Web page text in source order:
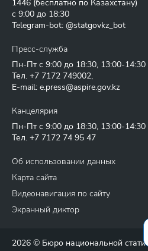
1446 (бесплатно по Казахстану)
с 9:00 до 18:30
Telegram-bot: @statgovkz_bot
Пресс-служба
Пн-Пт с 9:00 до 18:30, 13:00-
Тел. +7 7172 749002,
E-mail: e.press@aspire.gov.kz
Канцелярия
Пн-Пт с 9:00 до 18:30, 13:00-
Тел. +7 7172 74 95 47
Об использовании данных
Карта сайта
Видеонавигация по сайту
Экранный диктор
2026 © Бюро национальной